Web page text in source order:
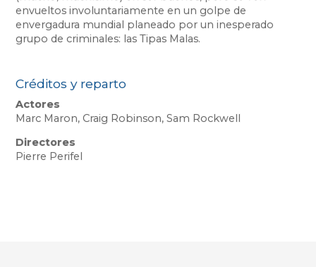
envueltos involuntariamente en un golpe de
envergadura mundial planeado por un inesperado
grupo de criminales: las Tipas Malas.
Créditos y reparto
Actores
Marc Maron, Craig Robinson, Sam Rockwell
Directores
Pierre Perifel